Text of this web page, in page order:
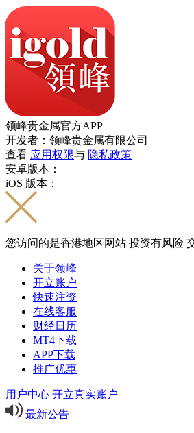
领峰贵金属官方APP
开发者：领峰贵金属有限公司
查看 应用权限与 隐私政策
安卓版本：
iOS 版本：
您访问的是香港地区网站 投资有风险
关于领峰
开立账户
快速注资
在线客服
财经日历
MT4下载
APP下载
推广优惠
用户中心 开立真实账户
最新公告